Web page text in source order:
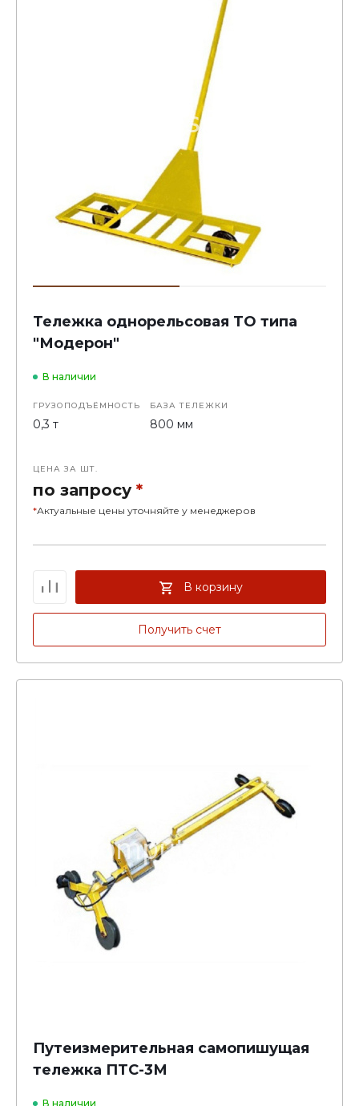
Тележка однорельсовая ТО типа
"Модерон"
В наличии
ГРУЗОПОДЪЁМНОСТЬ
0,3 т
БАЗА ТЕЛЕЖКИ
800 мм
ЦЕНА ЗА ШТ.
по запросу *
*Актуальные цены уточняйте у менеджеров
Получить счет
В корзину
Путеизмерительная самопишущая
тележка ПТС-3М
В наличии